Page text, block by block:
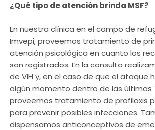
¿Qué tipo de atención brinda MSF?
En nuestra clínica en el campo de
Imvepi, proveemos tratamiento de
atención psicológica en cuanto los
son registrados. En la consulta
de VIH y, en el caso de que el ataque
algún momento dentro de las últimas
proveemos tratamiento de profilaxis
para prevenir posibles infecciones.
dispensamos anticonceptivos de